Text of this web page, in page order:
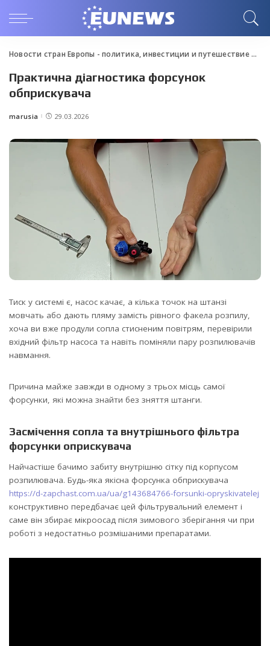
Новости стран Европы - политика, инвестиции и путешествие>
Практична діагностика форсунок
обприскувача
Posted
marusia 29.03.2026
Тиск у системі є, насос качає, а кілька точок на штанзі
мовчать або дають пляму замість рівного факела розпилу,
хоча ви вже продули сопла стисненим повітрям, перевірили
вхідний фільтр насоса та навіть поміняли пару розпилювачів
навмання.
Причина майже завжди в одному з трьох місць самої
форсунки, які можна знайти без зняття штанги.
Засмічення сопла та внутрішнього фільтра
форсунки оприскувача
Найчастіше бачимо забиту внутрішню сітку під корпусом
розпилювача. Будь-яка якісна форсунка обприскувача
https://d-zapchast.com.ua/ua/g143684766-forsunki-opryskivatelej
конструктивно передбачає цей фільтрувальний елемент і
саме він збирає мікроосад після зимового зберігання чи при
роботі з недостатньо розмішаними препаратами.